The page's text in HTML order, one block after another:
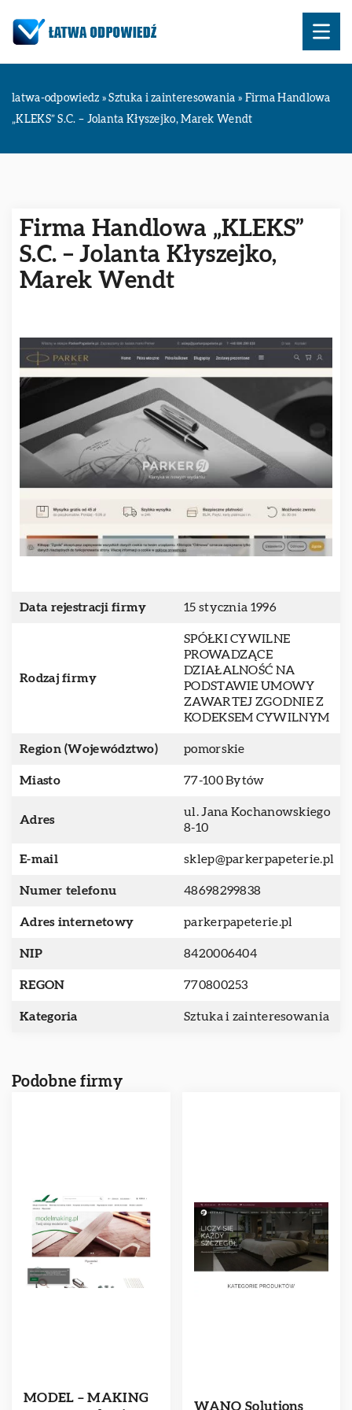
latwa-odpowiedz »Sztuka i zainteresowania » Firma Handlowa
„KLEKS” S.C. – Jolanta Kłyszejko, Marek Wendt
Firma Handlowa „KLEKS”
S.C. – Jolanta Kłyszejko,
Marek Wendt
Data rejestracji firmy 15 stycznia 1996
Rodzaj firmy
SPÓŁKI CYWILNE
PROWADZĄCE
DZIAŁALNOŚĆ NA
PODSTAWIE UMOWY
ZAWARTEJ ZGODNIE Z
KODEKSEM CYWILNYM
Region (Województwo) pomorskie
Miasto 77-100 Bytów
Adres
ul. Jana Kochanowskiego
8-10
E-mail sklep@parkerpapeterie.pl
Numer telefonu 48698299838
Adres internetowy parkerpapeterie.pl
NIP 8420006404
REGON 770800253
Kategoria Sztuka i zainteresowania
Podobne firmy
MODEL – MAKING
WANO Solutions